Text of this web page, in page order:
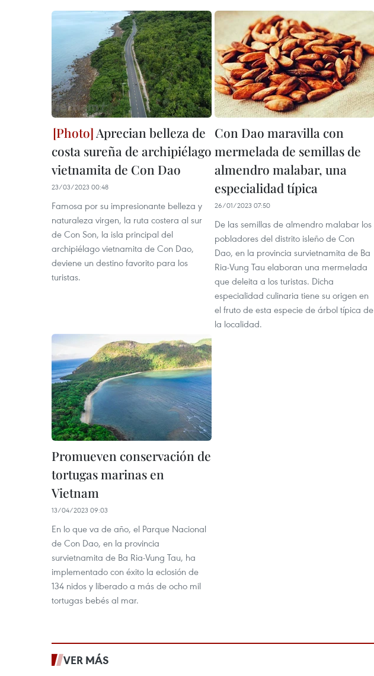
Aprecian belleza de
costa sureña de archipiélago
vietnamita de Con Dao
23/03/2023 00:48
Famosa por su impresionante belleza y
naturaleza virgen, la ruta costera al sur
de Con Son, la isla principal del
archipiélago vietnamita de Con Dao,
deviene un destino favorito para los
turistas.
Con Dao maravilla con
mermelada de semillas de
almendro malabar, una
especialidad típica
26/01/2023 07:50
De las semillas de almendro malabar los
pobladores del distrito isleño de Con
Dao, en la provincia survietnamita de Ba
Ria-Vung Tau elaboran una mermelada
que deleita a los turistas. Dicha
especialidad culinaria tiene su origen en
el fruto de esta especie de árbol típica de
la localidad.
Promueven conservación de
tortugas marinas en
Vietnam
13/04/2023 09:03
En lo que va de año, el Parque Nacional
de Con Dao, en la provincia
survietnamita de Ba Ria-Vung Tau, ha
implementado con éxito la eclosión de
134 nidos y liberado a más de ocho mil
tortugas bebés al mar.
VER MÁS